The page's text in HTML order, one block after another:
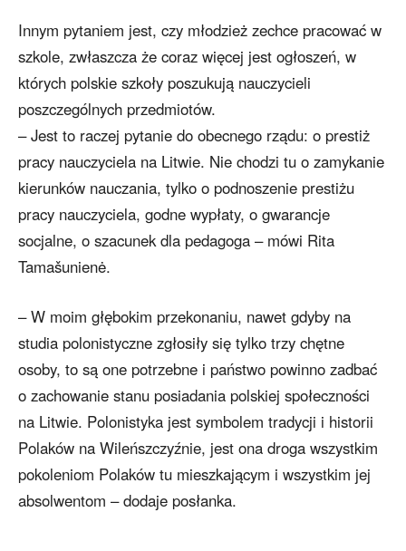
Innym pytaniem jest, czy młodzież zechce pracować w
szkole, zwłaszcza że coraz więcej jest ogłoszeń, w
których polskie szkoły poszukują nauczycieli
poszczególnych przedmiotów.
– Jest to raczej pytanie do obecnego rządu: o prestiż
pracy nauczyciela na Litwie. Nie chodzi tu o zamykanie
kierunków nauczania, tylko o podnoszenie prestiżu
pracy nauczyciela, godne wypłaty, o gwarancje
socjalne, o szacunek dla pedagoga – mówi Rita
Tamašunienė.
– W moim głębokim przekonaniu, nawet gdyby na
studia polonistyczne zgłosiły się tylko trzy chętne
osoby, to są one potrzebne i państwo powinno zadbać
o zachowanie stanu posiadania polskiej społeczności
na Litwie. Polonistyka jest symbolem tradycji i historii
Polaków na Wileńszczyźnie, jest ona droga wszystkim
pokoleniom Polaków tu mieszkającym i wszystkim jej
absolwentom – dodaje posłanka.